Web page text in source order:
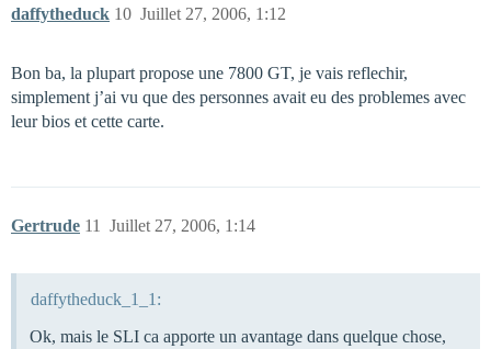
daffytheduck Juillet 27, 2006, 1:12
10
Bon ba, la plupart propose une 7800 GT, je vais reflechir,
simplement j’ai vu que des personnes avait eu des problemes avec
leur bios et cette carte.
Gertrude Juillet 27, 2006, 1:14
11
daffytheduck_1_1:
Ok, mais le SLI ca apporte un avantage dans quelque chose,